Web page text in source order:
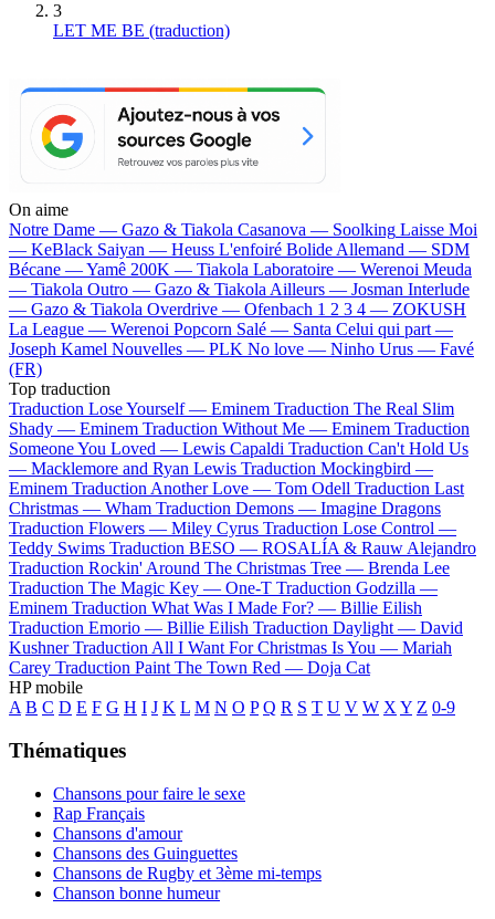
3
LET ME BE (traduction)
On aime
Notre Dame — Gazo & Tiakola Casanova — Soolking Laisse Moi
— KeBlack Saiyan — Heuss L'enfoiré Bolide Allemand — SDM
Bécane —Yamê 200K — Tiakola Laboratoire — Werenoi Meuda
— Tiakola Outro — Gazo & Tiakola Ailleurs — Josman Interlude
— Gazo & Tiakola Overdrive — Ofenbach 1 2 3 4 — ZOKUSH
La League — Werenoi Popcorn Salé — Santa Celui qui part —
Joseph Kamel Nouvelles — PLK No love — Ninho Urus — Favé
(FR)
Top traduction
Traduction Lose Yourself — Eminem Traduction The Real Slim
Shady — Eminem Traduction Without Me — Eminem Traduction
Someone You Loved — Lewis Capaldi Traduction Can't Hold Us
— Macklemore and Ryan Lewis Traduction Mockingbird —
Eminem Traduction Another Love — Tom Odell Traduction Last
Christmas — Wham Traduction Demons — Imagine Dragons
Traduction Flowers — Miley Cyrus Traduction Lose Control —
Teddy Swims Traduction BESO — ROSALÍA & Rauw Alejandro
Traduction Rockin' Around The Christmas Tree — Brenda Lee
Traduction The Magic Key — One-T Traduction Godzilla —
Eminem Traduction What Was I Made For? — Billie Eilish
Traduction Emorio — Billie Eilish Traduction Daylight — David
Kushner Traduction All I Want For Christmas Is You — Mariah
Carey Traduction Paint The Town Red — Doja Cat
HP mobile
A B C D E F G H I J K L M N O P Q R S T U V W X Y Z 0-9
Thématiques
Chansons pour faire le sexe
Rap Français
Chansons d'amour
Chansons des Guinguettes
Chansons de Rugby et 3ème mi-temps
Chanson bonne humeur